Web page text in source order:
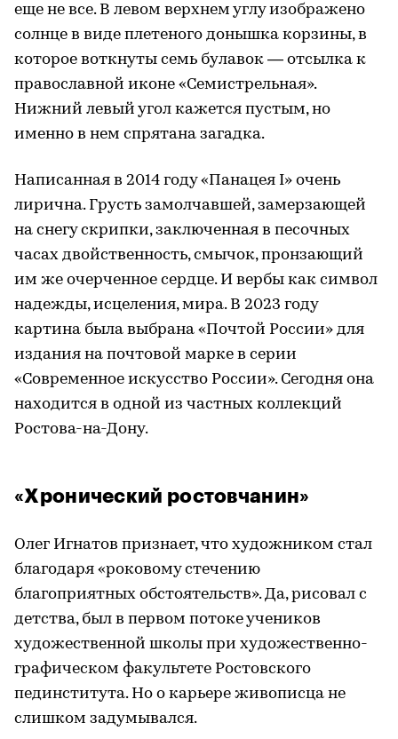
еще не все. В левом верхнем углу изображено
солнце в виде плетеного донышка корзины, в
которое воткнуты семь булавок — отсылка к
православной иконе «Семистрельная».
Нижний левый угол кажется пустым, но
именно в нем спрятана загадка.
Написанная в 2014 году «Панацея I» очень
лирична. Грусть замолчавшей, замерзающей
на снегу скрипки, заключенная в песочных
часах двойственность, смычок, пронзающий
им же очерченное сердце. И вербы как символ
надежды, исцеления, мира. В 2023 году
картина была выбрана «Почтой России» для
издания на почтовой марке в серии
«Современное искусство России». Сегодня она
находится в одной из частных коллекций
Ростова-на-Дону.
«Хронический ростовчанин»
Олег Игнатов признает, что художником стал
благодаря «роковому стечению
благоприятных обстоятельств». Да, рисовал с
детства, был в первом потоке учеников
художественной школы при художественно-
графическом факультете Ростовского
пединститута. Но о карьере живописца не
слишком задумывался.